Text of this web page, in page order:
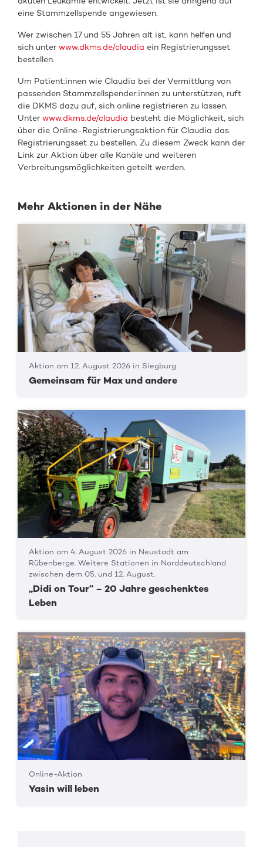
eine Stammzellspende angewiesen.
Wer zwischen 17 und 55 Jahren alt ist, kann helfen und
sich unterwww.dkms.de/claudia ein Registrierungsset
bestellen.
Um Patient:innen wie Claudia bei der Vermittlung von
passenden Stammzellspender:innen zu unterstützen, ruft
die DKMS dazu auf, sich online registrieren zu lassen.
Unterwww.dkms.de/claudia besteht die Möglichkeit, sich
über die Online-Registrierungsaktion für Claudia das
Registrierungsset zu bestellen. Zu diesem Zweck kann der
Link zur Aktion über alle Kanäle und weiteren
Verbreitungsmöglichkeiten geteilt werden.
Mehr Aktionen in der Nähe
Aktion am 12. August 2026 in Siegburg
Gemeinsam für Max und andere
Aktion am 4. August 2026 in Neustadt am
Rübenberge. Weitere Stationen in Norddeutschland
zwischen dem 05. und 12. August.
„Didi on Tour“ – 20 Jahre geschenktes
Leben
Online-Aktion
Yasin will leben